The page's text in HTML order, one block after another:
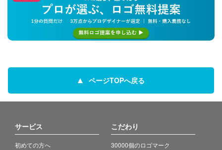
ページTOPへ戻る
サービス
初めての方へ
こだわり
30000個のロゴマーク